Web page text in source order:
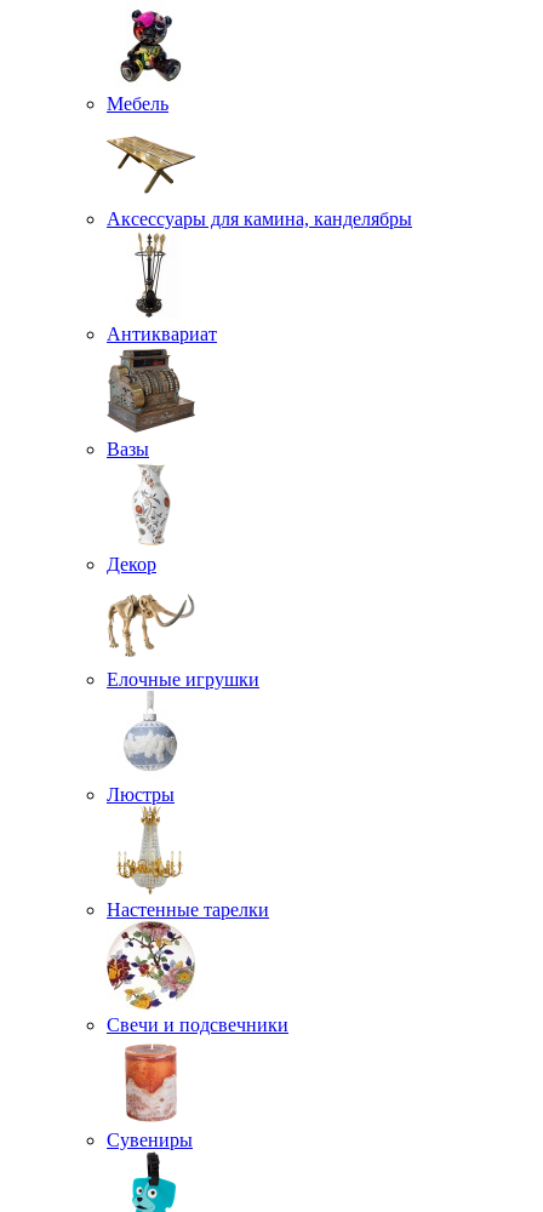
Мебель
Аксессуары для камина, канделябры
Антиквариат
Вазы
Декор
Елочные игрушки
Люстры
Настенные тарелки
Свечи и подсвечники
Сувениры